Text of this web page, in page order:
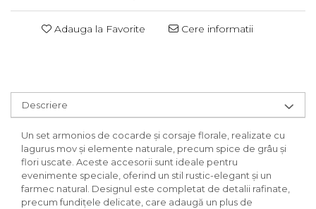
Adauga la Favorite Cere informatii
Descriere
Un set armonios de cocarde și corsaje florale, realizate cu
lagurus mov și elemente naturale, precum spice de grâu și
flori uscate. Aceste accesorii sunt ideale pentru
evenimente speciale, oferind un stil rustic-elegant și un
farmec natural. Designul este completat de detalii rafinate,
precum fundițele delicate, care adaugă un plus de